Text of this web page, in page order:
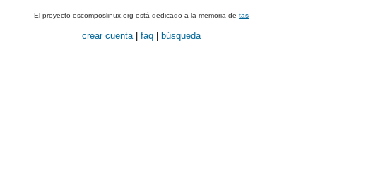
El proyecto escomposlinux.org está dedicado a la memoria de tas
crear cuenta| faq búsqueda